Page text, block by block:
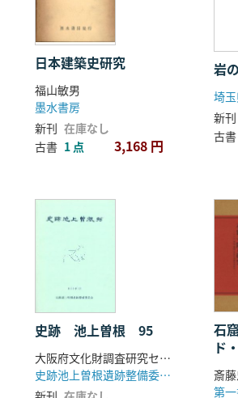
日本建築史研究
福山敏男
墨水書房
新刊 在庫なし
古書 1 点 3,168 円
岩
埼
新刊
古書
史跡 池上曽根 95
大阪府文化財調査研究センター
史跡池上曽根遺跡整備委員会
石
ド
系
斎
第